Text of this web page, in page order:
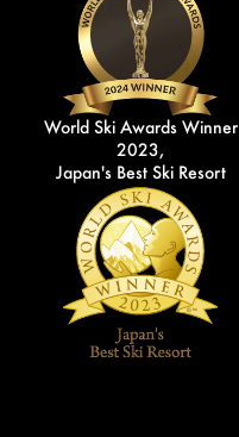
World Ski Awards Winner
2023,
Japan's Best Ski Resort